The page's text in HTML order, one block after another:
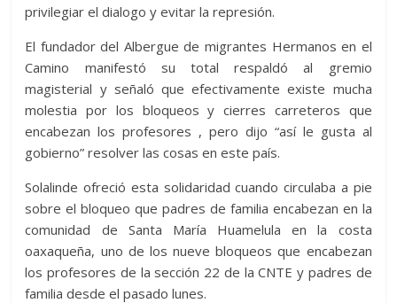
privilegiar el dialogo y evitar la represión.
El fundador del Albergue de migrantes Hermanos en el
Camino manifestó su total respaldó al gremio
magisterial y señaló que efectivamente existe mucha
molestia por los bloqueos y cierres carreteros que
encabezan los profesores , pero dijo “así le gusta al
gobierno” resolver las cosas en este país.
Solalinde ofreció esta solidaridad cuando circulaba a pie
sobre el bloqueo que padres de familia encabezan en la
comunidad de Santa María Huamelula en la costa
oaxaqueña, uno de los nueve bloqueos que encabezan
los profesores de la sección 22 de la CNTE y padres de
familia desde el pasado lunes.